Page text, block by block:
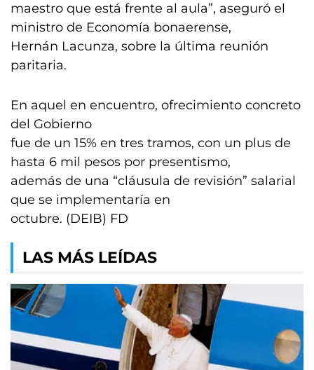
maestro que está frente al aula”, aseguró el
ministro de Economía bonaerense,
Hernán Lacunza, sobre la última reunión
paritaria.
En aquel en encuentro, ofrecimiento concreto
del Gobierno
fue de un 15% en tres tramos, con un plus de
hasta 6 mil pesos por presentismo,
además de una “cláusula de revisión” salarial
que se implementaría en
octubre. (DEIB) FD
LAS MÁS LEÍDAS